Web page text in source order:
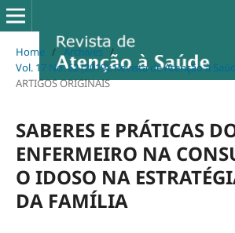
Home / Archives /
Vol. 17 No. 62 (2019): Revista de Atenção à
ARTIGOS ORIGINAIS
SABERES E PRÁTICAS
ENFERMEIRO NA
O IDOSO NA
DA FAMÍLIA